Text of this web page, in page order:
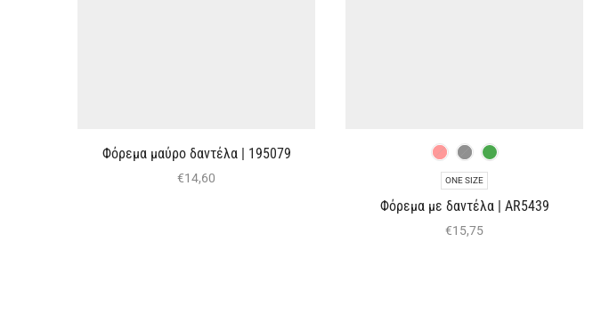
Φόρεμα μαύρο δαντέλα | 195079
€14,60 ONE SIZE
Φόρεμα με δαντέλα | AR5439
€15,75